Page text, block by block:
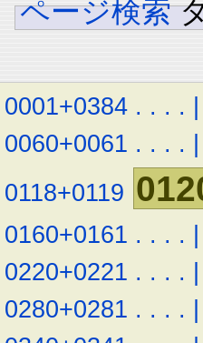
ページ検索
0001+0384 . . . . |
0060+0061 . . . . |
0118+0119
0160+0161 . . . . |
0220+0221 . . . . |
0280+0281 . . . . |